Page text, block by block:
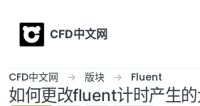
CFD中文网
CFD中文网 版块 Fluent
如何更改fluent计时产生